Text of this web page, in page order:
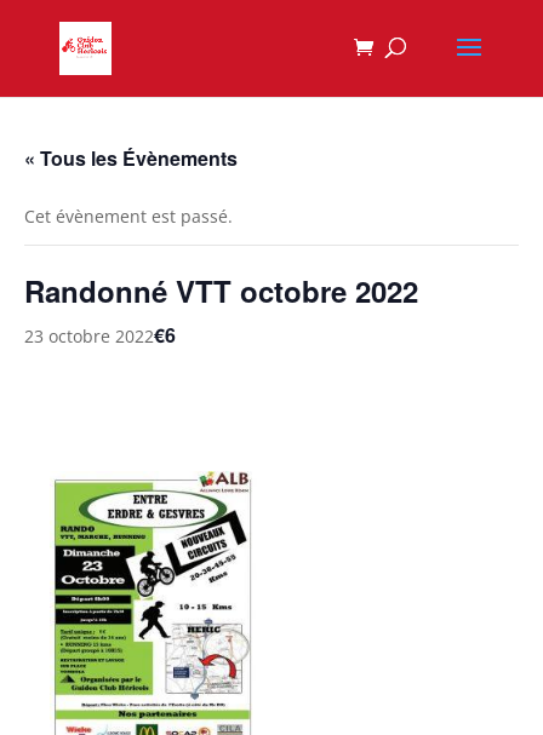
« Tous les Évènements
Cet évènement est passé.
Randonné VTT octobre 2022
23 octobre 2022€6